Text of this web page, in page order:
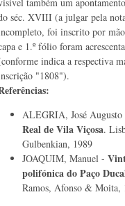
séc. XVIII (a julgar pela
foi inscrito por
e 1.º fólio foram
indica a respectiva
"1808").
ALEGRIA, José
Real de Vila Viçosa.
Gulbenkian, 1989
JOAQUIM, Manuel -
polifónica do Paço
Ramos, Afonso & Moita,